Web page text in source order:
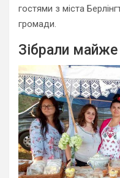
гостями з міста
громади.
Зібрали